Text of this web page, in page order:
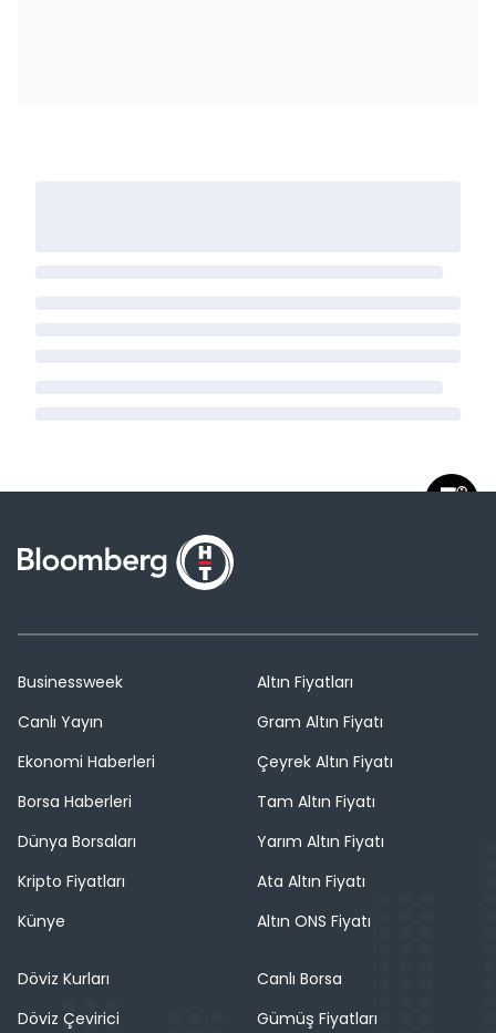
Businessweek
Canlı Yayın
Ekonomi Haberleri
Borsa Haberleri
Dünya Borsaları
Kripto Fiyatları
Künye
Altın Fiyatları
Gram Altın Fiyatı
Çeyrek Altın Fiyatı
Tam Altın Fiyatı
Yarım Altın Fiyatı
Ata Altın Fiyatı
Altın ONS Fiyatı
Döviz Kurları
Döviz Çevirici
Canlı Borsa
Gümüş Fiyatları